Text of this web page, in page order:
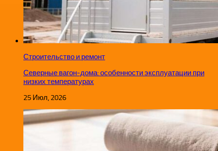
Строительство и ремонт
Северные вагон-дома: особенности эксплуатации при
низких температурах
25 Июл, 2026